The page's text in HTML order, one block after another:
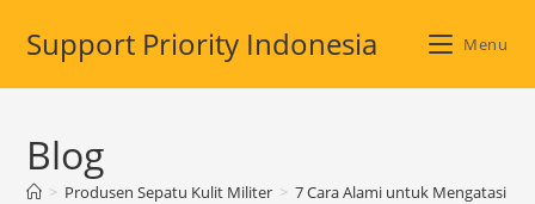
Support Priority Indonesia Menu
Blog
> Produsen Sepatu Kulit Militer > 7 Cara Alami untuk Mengatasi